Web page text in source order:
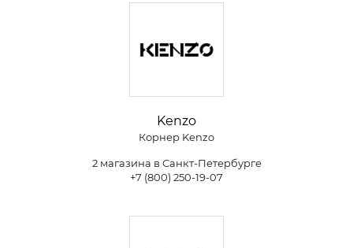
Kenzo
Корнер Kenzo
2 магазина в Санкт-Петербурге
+7 (800) 250-19-07